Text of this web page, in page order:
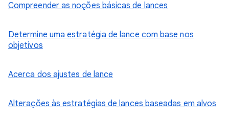
Compreender as noções básicas de lances
Determine uma estratégia de lance com base nos
objetivos
Acerca dos ajustes de lance
Alterações às estratégias de lances baseadas em alvos